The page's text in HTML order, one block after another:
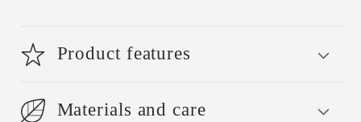
Product features
Materials and care